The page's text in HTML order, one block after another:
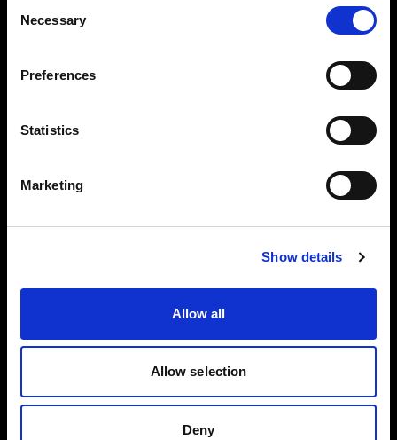
Selection
Necessary
Preferences
Statistics
Marketing
Show details
Allow all
Allow selection
Deny
ファッションフラットレイ写真
Profoto のフラットレイ撮影向け製品なら、ファッ
合わせて、高品質の製品写真を撮影でき、コンバ
ージョン率の増加につなげることができます。
Profoto StyleShoots Horizontal や、創造力を柔軟
かつフルに発揮できるライトとライトシェーピン